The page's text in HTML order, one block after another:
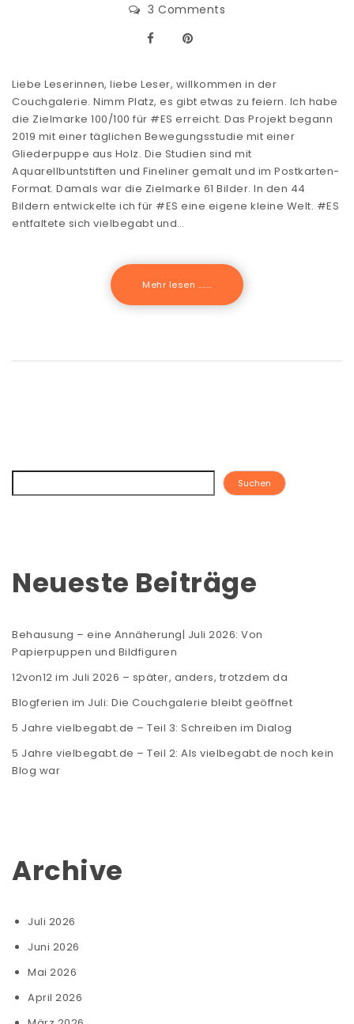
3 Comments
Liebe Leserinnen, liebe Leser, willkommen in der
Couchgalerie. Nimm Platz, es gibt etwas zu feiern. Ich habe
die Zielmarke 100/100 für #ES erreicht. Das Projekt begann
2019 mit einer täglichen Bewegungsstudie mit einer
Gliederpuppe aus Holz. Die Studien sind mit
Aquarellbuntstiften und Fineliner gemalt und im Postkarten-
Format. Damals war die Zielmarke 61 Bilder. In den 44
Bildern entwickelte ich für #ES eine eigene kleine Welt. #ES
entfaltete sich vielbegabt und…
Mehr lesen .......
Suchen
Neueste Beiträge
Behausung – eine Annäherung| Juli 2026: Von
Papierpuppen und Bildfiguren
12von12 im Juli 2026 – später, anders, trotzdem da
Blogferien im Juli: Die Couchgalerie bleibt geöffnet
5 Jahre vielbegabt.de – Teil 3: Schreiben im Dialog
5 Jahre vielbegabt.de – Teil 2: Als vielbegabt.de noch kein
Blog war
Archive
Juli 2026
Juni 2026
Mai 2026
April 2026